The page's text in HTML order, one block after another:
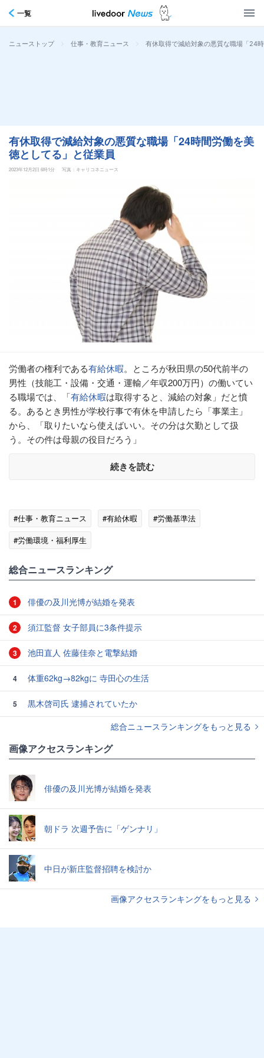
一覧
ニューストップ > 仕事・教育ニュース > 有休取得で減給対象の悪質な職場「24
有休取得で減給対象の悪質な職場「24時間労働を美
徳としてる」と従業員
2023年12月2日 6時1分 写真：キャリコネニュース
労働者の権利である有給休暇。ところが秋田県の50代前半の
男性（技能工・設備・交通・運輸／年収200万円）の働いてい
る職場では、「有給休暇は取得すると、減給の対象」だと憤
る。あるとき男性が学校行事で有休を申請したら「事業主」
から、「取りたいなら使えばいい。その分は欠勤として扱
う。その件は母親の役目だろう」
続きを読む
#仕事・教育ニュース #有給休暇
#労働基準法
#労働環境・福利厚生
総合ニュースランキング
1 俳優の及川光博が結婚を発表
2 須江監督 女子部員に3条件提示
3 池田直人 佐藤佳奈と電撃結婚
4 体重62kg→82kgに 寺田心の生活
5
黒木啓司氏 逮捕されていたか
総合ニュースランキングをもっと見る
画像アクセスランキング
俳優の及川光博が結婚を発表
朝ドラ 次週予告に「ゲンナリ」
中日が新庄監督招聘を検討か
画像アクセスランキングをもっと見る